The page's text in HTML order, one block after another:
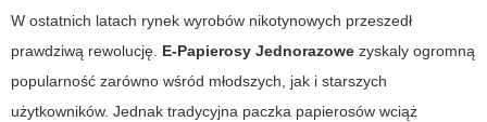
W ostatnich latach rynek wyrobów nikotynowych przeszedł
prawdziwą rewolucję. E-Papierosy Jednorazowe zyskaly ogromną
popularność zarówno wśród młodszych, jak i starszych
użytkowników. Jednak tradycyjna paczka papierosów wciąż